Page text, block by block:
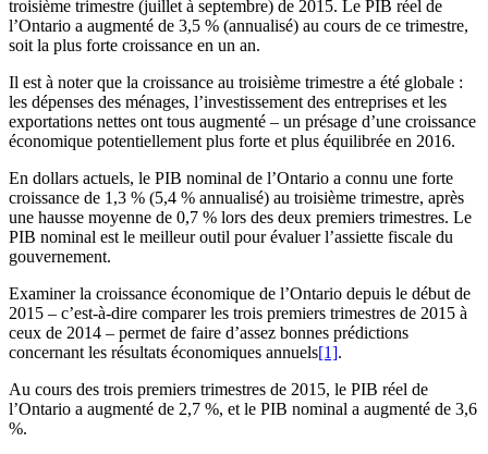
troisième trimestre (juillet à septembre) de 2015. Le PIB réel de
l’Ontario a augmenté de 3,5 % (annualisé) au cours de ce trimestre,
soit la plus forte croissance en un an.
Il est à noter que la croissance au troisième trimestre a été globale :
les dépenses des ménages, l’investissement des entreprises et les
exportations nettes ont tous augmenté – un présage d’une croissance
économique potentiellement plus forte et plus équilibrée en 2016.
En dollars actuels, le PIB nominal de l’Ontario a connu une forte
croissance de 1,3 % (5,4 % annualisé) au troisième trimestre, après
une hausse moyenne de 0,7 % lors des deux premiers trimestres. Le
PIB nominal est le meilleur outil pour évaluer l’assiette fiscale du
gouvernement.
Examiner la croissance économique de l’Ontario depuis le début de
2015 – c’est-à-dire comparer les trois premiers trimestres de 2015 à
ceux de 2014 – permet de faire d’assez bonnes prédictions
concernant les résultats économiques annuels[1].
Au cours des trois premiers trimestres de 2015, le PIB réel de
l’Ontario a augmenté de 2,7 %, et le PIB nominal a augmenté de 3,6
%.